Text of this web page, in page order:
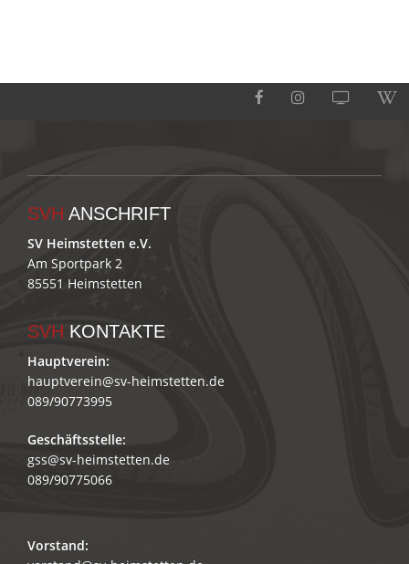
SVH ANSCHRIFT
SV Heimstetten e.V.
Am Sportpark 2
85551 Heimstetten
SVH KONTAKTE
Hauptverein:
hauptverein@sv-heimstetten.de
089/90773995
Geschäftsstelle:
gss@sv-heimstetten.de
089/90775066
Vorstand: